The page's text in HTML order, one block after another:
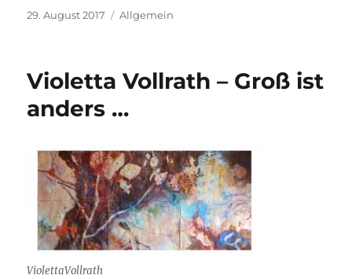
Veröffentlicht
29. August 2017 Kategorien
Allgemein
Violetta Vollrath – Groß ist
anders …
ViolettaVollrath